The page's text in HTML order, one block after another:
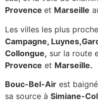
Provence et Marseille
Les villes les plus
Campagne, Luynes,
Collongue, sur la route
Provence et Marseille.
Bouc-Bel-Air est
sa source à Simiane-